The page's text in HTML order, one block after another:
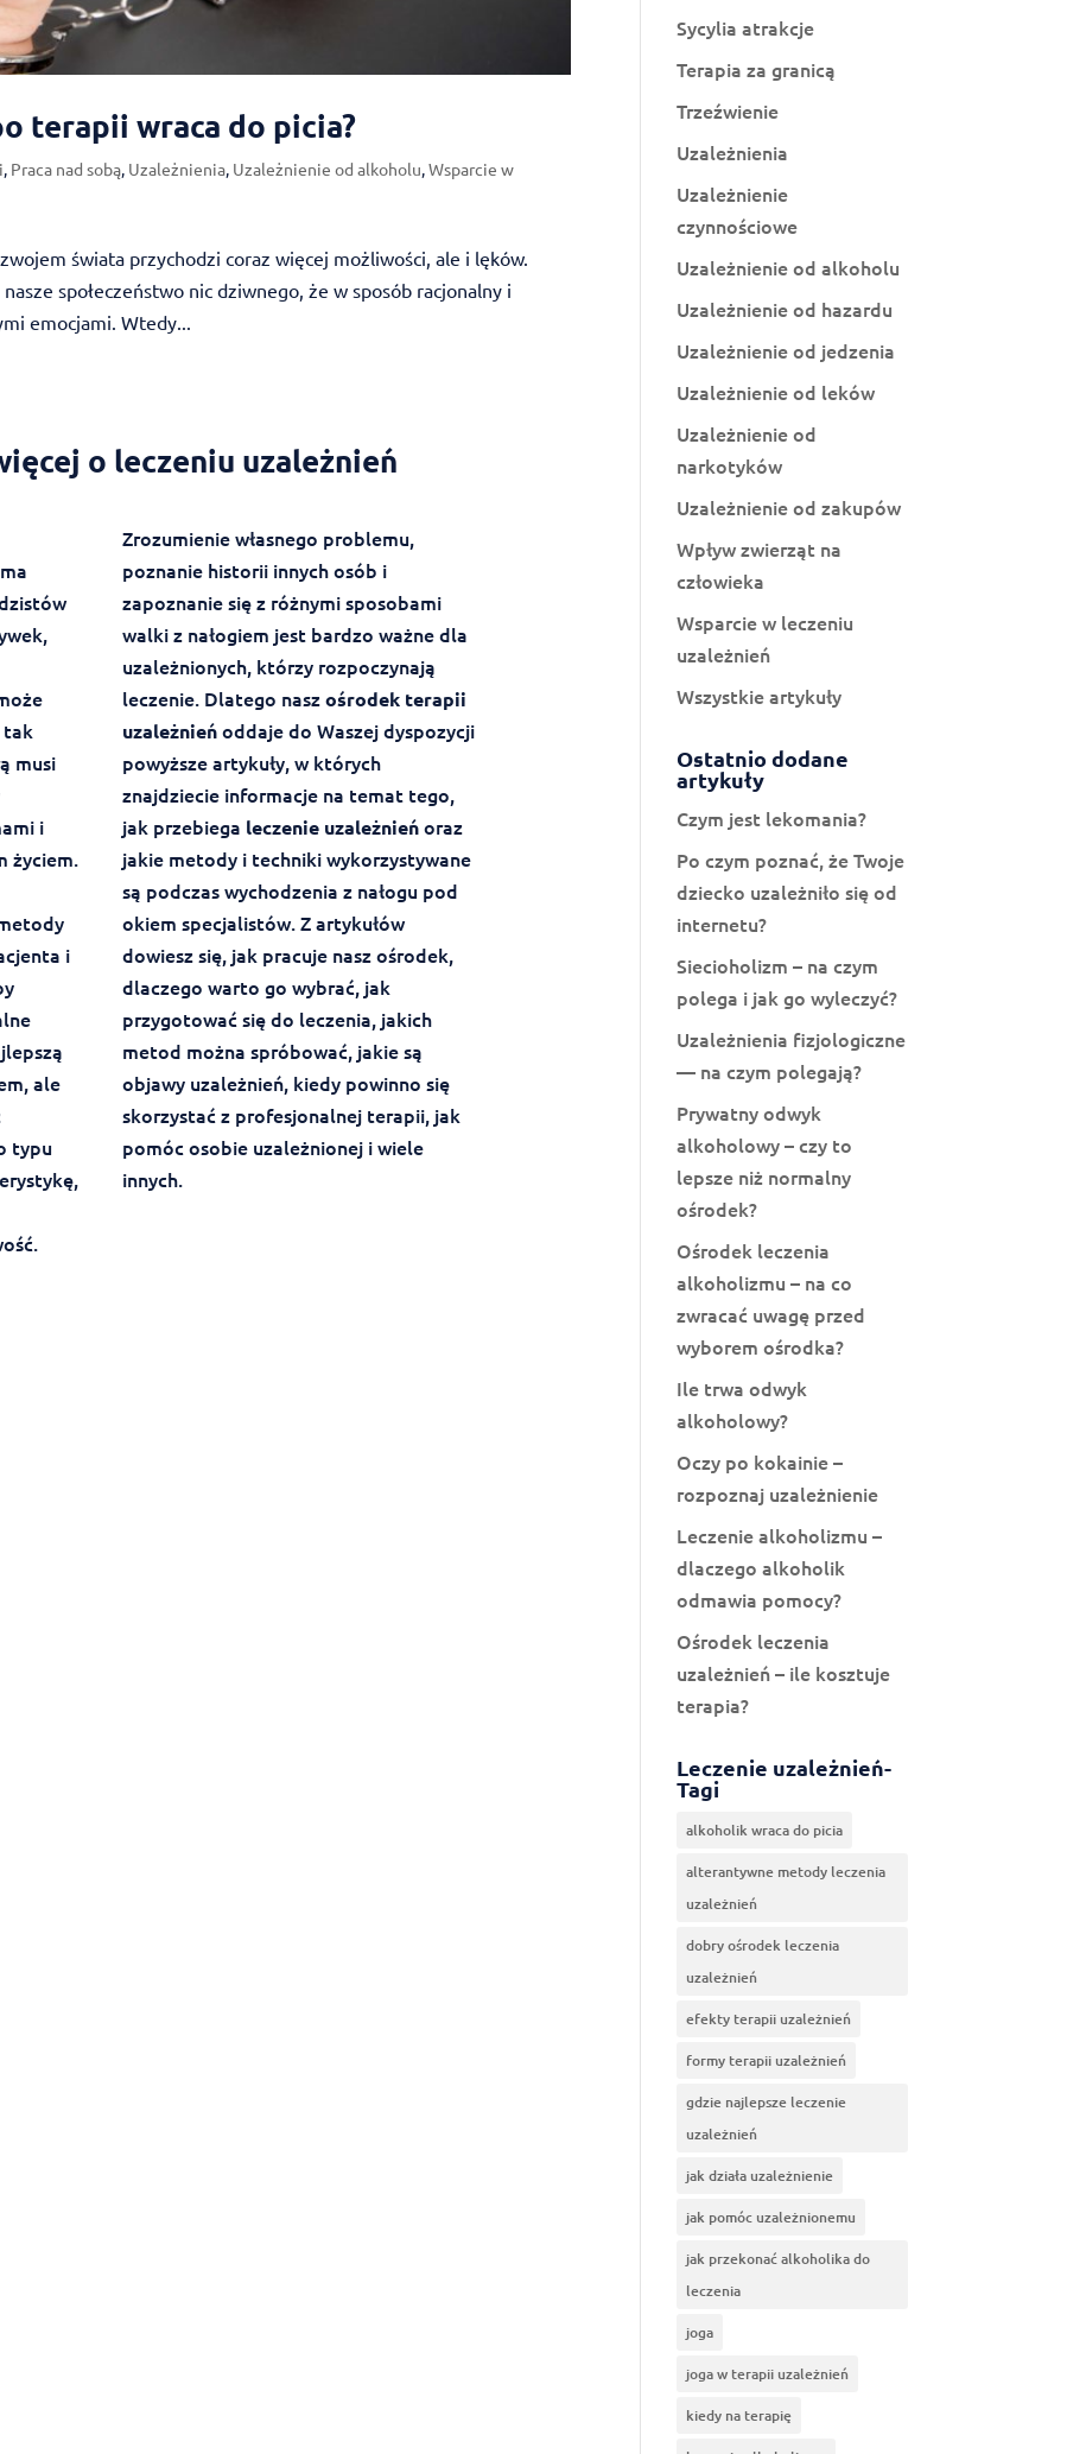
terapii wraca do picia?
, Praca nad sobą, Uzależnienia, Uzależnienie od alkoholu,Wsparcie w
świata przychodzi coraz więcej możliwości, ale i lęków.
społeczeństwo nic dziwnego, że w sposób racjonalny i
emocjami. Wtedy...
o leczeniu uzależnień
tak
musi
i
życiem.
i
ale
typu
Zrozumienie własnego problemu,
poznanie historii innych osób i
zapoznanie się z różnymi sposobami
walki z nałogiem jest bardzo ważne dla
uzależnionych, którzy rozpoczynają
leczenie. Dlatego naszośrodek terapii
uzależnieńoddaje do Waszej dyspozycji
powyższe artykuły, w których
znajdziecie informacje na temat tego,
jak przebiega leczenie uzależnieńoraz
jakie metody i techniki wykorzystywane
są podczas wychodzenia z nałogu pod
okiem specjalistów. Z artykułów
dowiesz się, jak pracuje nasz ośrodek,
dlaczego warto go wybrać, jak
przygotować się do leczenia, jakich
metod można spróbować, jakie są
objawy uzależnień, kiedy powinno się
skorzystać z profesjonalnej terapii, jak
pomóc osobie uzależnionej i wiele
innych.
Sycylia atrakcje
Terapia za granicą
Trzeźwienie
Uzależnienia
Uzależnienie
czynnościowe
Uzależnienie od alkoholu
Uzależnienie od hazardu
Uzależnienie od jedzenia
Uzależnienie od leków
Uzależnienie od
narkotyków
Uzależnienie od zakupów
Wpływ zwierząt na
człowieka
Wsparcie w leczeniu
uzależnień
Wszystkie artykuły
Ostatnio dodane
artykuły
Czym jest lekomania?
Po czym poznać, że Twoje
dziecko uzależniło się od
internetu?
Siecioholizm – na czym
polega i jak go wyleczyć?
Uzależnienia fizjologiczne
— na czym polegają?
Prywatny odwyk
alkoholowy – czy to
lepsze niż normalny
ośrodek?
Ośrodek leczenia
alkoholizmu – na co
zwracać uwagę przed
wyborem ośrodka?
Ile trwa odwyk
alkoholowy?
Oczy po kokainie –
rozpoznaj uzależnienie
Leczenie alkoholizmu –
dlaczego alkoholik
odmawia pomocy?
Ośrodek leczenia
uzależnień – ile kosztuje
terapia?
Leczenie uzależnień-
Tagi
alkoholik wraca do picia
alterantywne metody leczenia
uzależnień
dobry ośrodek leczenia
uzależnień
efekty terapii uzależnień
formy terapii uzależnień
gdzie najlepsze leczenie
uzależnień
jak działa uzależnienie
jak pomóc uzależnionemu
jak przekonać alkoholika do
leczenia
joga
joga w terapii uzależnień
kiedy na terapię